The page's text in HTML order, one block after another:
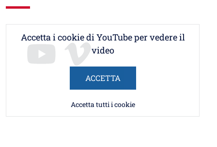
Accetta i cookie di YouTube per vedere il
video
ACCETTA
Accetta tutti i cookie